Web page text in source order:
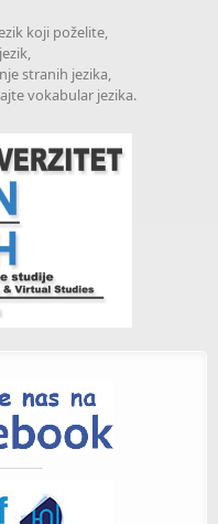
koji poželite,
stranih jezika,
vokabular jezika.